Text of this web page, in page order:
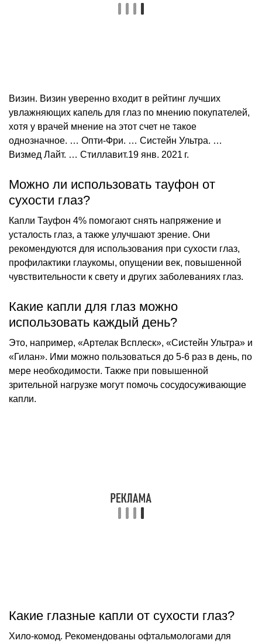
Визин. Визин уверенно входит в рейтинг лучших
увлажняющих капель для глаз по мнению покупателей,
хотя у врачей мнение на этот счет не такое
однозначное. … Опти-Фри. … Систейн Ультра. …
Визмед Лайт. … Стиллавит.19 янв. 2021 г.
Можно ли использовать тауфон от
сухости глаз?
Капли Тауфон 4% помогают снять напряжение и
усталость глаз, а также улучшают зрение. Они
рекомендуются для использования при сухости глаз,
профилактики глаукомы, опущении век, повышенной
чувствительности к свету и других заболеваниях глаз.
Какие капли для глаз можно
использовать каждый день?
Это, например, «Артелак Всплеск», «Систейн Ультра» и
«Гилан». Ими можно пользоваться до 5-6 раз в день, по
мере необходимости. Также при повышенной
зрительной нагрузке могут помочь сосудосуживающие
капли.
Какие глазные капли от сухости глаз?
Хило-комод. Рекомендованы офтальмологами для